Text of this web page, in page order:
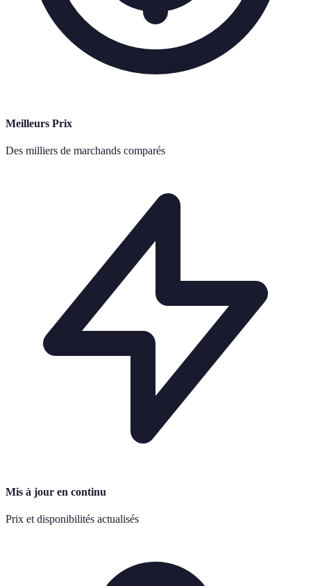
Meilleurs Prix
Des milliers de marchands comparés
Mis à jour en continu
Prix et disponibilités actualisés